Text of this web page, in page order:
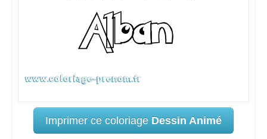
Imprimer ce coloriage Dessin Animé